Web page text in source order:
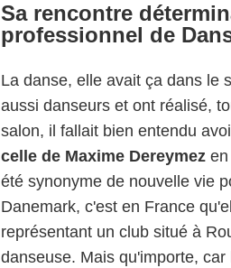
Sa rencontre
professionnel de
La danse, elle avait ça dans le
aussi danseurs et ont réalisé,
salon, il fallait bien entendu
celle de Maxime Dereymez
été synonyme de nouvelle vie
Danemark, c'est en France
représentant un club situé à
danseuse. Mais qu'importe,